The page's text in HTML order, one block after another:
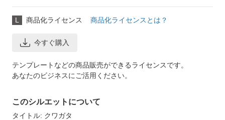
L 商品化ライセンス 商品化ライセンスとは？
今すぐ購入
テンプレートなどの商品販売ができるライセンスです。
あなたのビジネスにご活用ください。
このシルエットについて
タイトル: クワガタ